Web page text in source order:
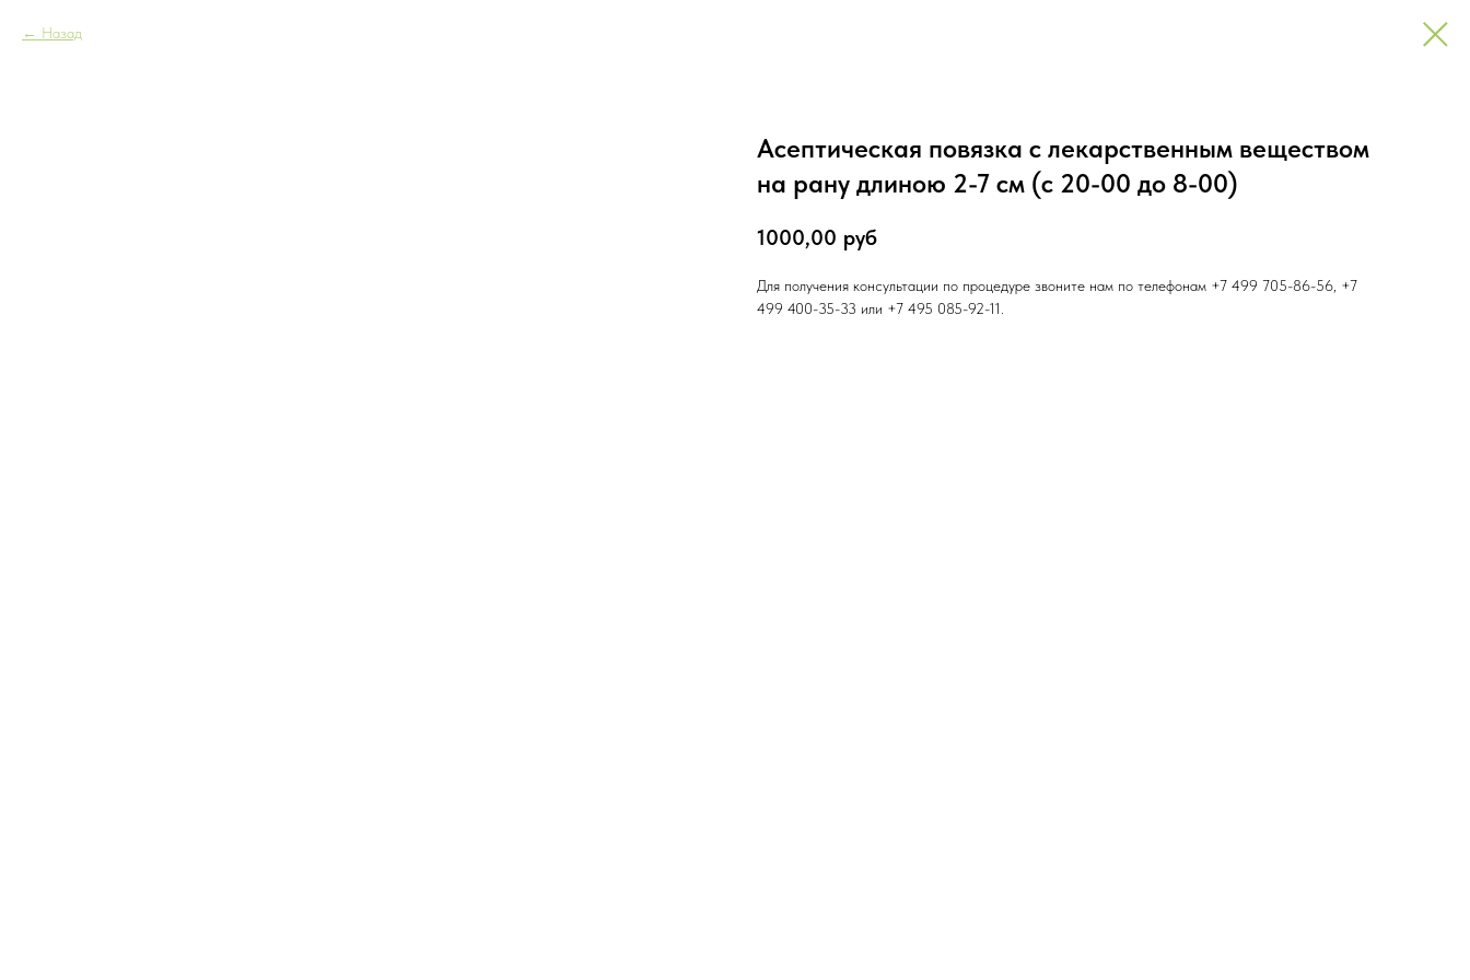
Назад
Асептическая повязка с лекарственным веществом
на рану длиною 2-7 см (с 20-00 до 8-00)
1000,00 руб
Для получения консультации по процедуре звоните нам по телефонам +7 499 705-86-56, +7
499 400-35-33 или +7 495 085-92-11.